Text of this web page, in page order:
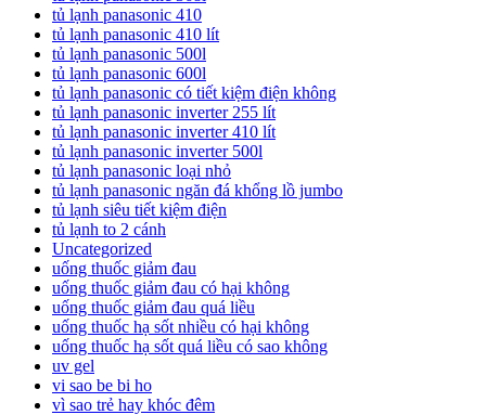
tủ lạnh panasonic 410
tủ lạnh panasonic 410 lít
tủ lạnh panasonic 500l
tủ lạnh panasonic 600l
tủ lạnh panasonic có tiết kiệm điện không
tủ lạnh panasonic inverter 255 lít
tủ lạnh panasonic inverter 410 lít
tủ lạnh panasonic inverter 500l
tủ lạnh panasonic loại nhỏ
tủ lạnh panasonic ngăn đá khổng lồ jumbo
tủ lạnh siêu tiết kiệm điện
tủ lạnh to 2 cánh
Uncategorized
uống thuốc giảm đau
uống thuốc giảm đau có hại không
uống thuốc giảm đau quá liều
uống thuốc hạ sốt nhiều có hại không
uống thuốc hạ sốt quá liều có sao không
uv gel
vi sao be bi ho
vì sao trẻ hay khóc đêm